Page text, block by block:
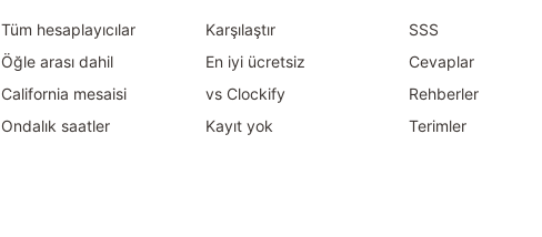
Tüm hesaplayıcılar
Öğle arası dahil
California mesaisi
Ondalık saatler
Karşılaştır
En iyi ücretsiz
vs Clockify
Kayıt yok
SSS
Cevaplar
Rehberler
Terimler